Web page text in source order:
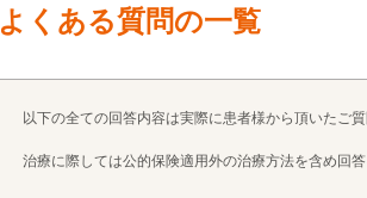
よくある質問の一覧
以下の全ての回答内容は実際に患者様から頂いたご
治療に際しては公的保険適用外の治療方法を含め回